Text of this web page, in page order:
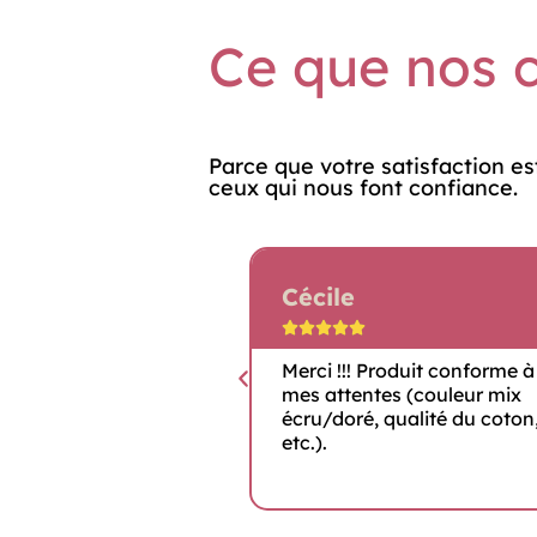
Ce que nos
Parce que votre satisfaction
ceux qui nous font confiance.
Cécile

Merci !!! Produit conforme à
mes attentes (couleur mix
écru/doré, qualité du coton,
etc.).